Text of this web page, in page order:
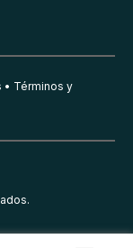
Términos y